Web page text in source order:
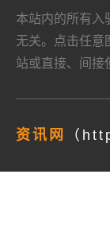
本站内的所有入
无关。点击任意
站或直接、间接
资讯网 （